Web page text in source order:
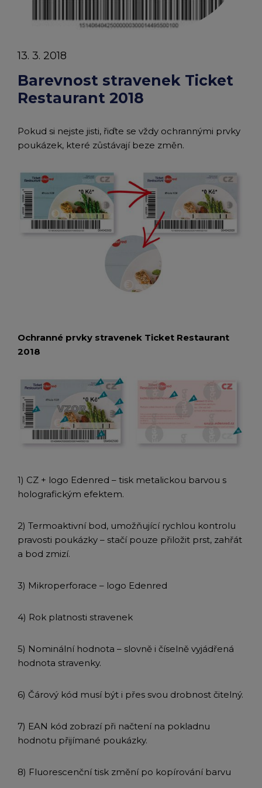
Edenred Card FKSP
TANKARTA Benefit od Edenred
Informace k migraci na Edenred Card
Stravenkový portál
Qerko
Edenred Čistý
Edenred Service
Barevnost stravenek Ticket
Restaurant 2018
13. 3. 2018
Pokud si nejste jisti, řiďte se vždy ochrannými prvky
poukázek, které zůstávají beze změn.
Ochranné prvky stravenek Ticket Restaurant
2018
1) CZ + logo Edenred – tisk metalickou barvou s
holografickým efektem.
2) Termoaktivní bod, umožňující rychlou kontrolu
pravosti poukázky – stačí pouze přiložit prst, zahřát
a bod zmizí.
3) Mikroperforace – logo Edenred
4) Rok platnosti stravenek
5) Nominální hodnota – slovně i číselně vyjádřená
hodnota stravenky.
6) Čárový kód musí být i přes svou drobnost čitelný.
7) EAN kód zobrazí při načtení na pokladnu
hodnotu přijímané poukázky.
8) Fluorescenční tisk změní po kopírování barvu